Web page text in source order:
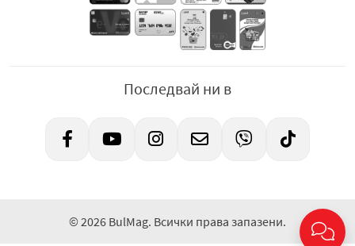
продуктите си на 4 континента. Най-големият
приоритет на МЕГА е да предлага нежна и деликатна
грижа към кожата на своите потребители.
1540, бул. „Христофор Колумб“ 57, гр. София,
България, пощенски код: 1540, тел. +359 2 817 10 10, e-
Последвай ни в
© 2026 BulMag. Всички права запазени.